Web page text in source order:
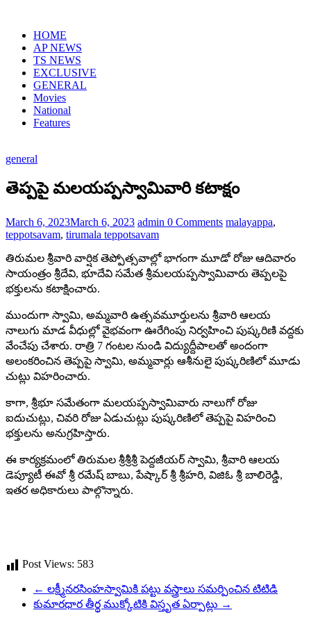
contentHOME
AP NEWS
TS NEWS
EXCLUSIVE
GENERAL
Movies
National
Features
general
తెప్ప‌పై మ‌ల‌య‌ప్ప‌స్వామివారి క‌టాక్షం
March 6, 2023March 6, 2023 admin 0 Comments malayappa,
teppotsavam, tirumala teppotsavam
తిరుమల శ్రీవారి వార్షిక తెప్పోత్సవాల్లో భాగంగా మూడో రోజు ఆదివారం
సాయంత్రం శ్రీ‌దేవి, భూదేవి స‌మేత శ్రీ‌మ‌ల‌య‌ప్ప‌స్వామివారు తెప్పలపై
భక్తులను క‌టాక్షించారు.
ముందుగా స్వామి, అమ్మవారి ఉత్సవమూర్తులను శ్రీవారి ఆలయ
నాలుగు మాడ వీధుల్లో వైభవంగా ఊరేగింపు నిర్వ‌హించి పుష్కరిణి వద్దకు
వేంచేపు చేశారు. రాత్రి 7 గంటల నుండి విద్యుద్దీపాలతో అందంగా
అలంకరించిన తెప్పపై స్వామి, అమ్మ‌వార్లు ఆశీనులై పుష్కరిణిలో మూడు
చుట్లు విహరించారు.
కాగా, శ్రీభూ సమేతంగా మలయప్పస్వామివారు నాలుగో రోజు
ఐదుచుట్లు, చివ‌రి రోజు ఏడుచుట్లు పుష్క‌రిణిలో తెప్పపై విహరించి
భక్తులను అనుగ్రహిస్తారు.
ఈ కార్యక్రమంలో తిరుమల శ్రీశ్రీశ్రీ పెద్దజీయర్ స్వామి, శ్రీవారి ఆలయ
డెప్యూటీ ఈవో శ్రీ రమేష్ బాబు, పేష్కార్ శ్రీ శ్రీహరి, విజిఓ శ్రీ బాలిరెడ్డి,
ఇతర అధికారులు పాల్గొన్నారు.
Post Views: 583
← లక్ష్మీనరసింహస్వామికి పట్టు వస్త్రాలు సమర్పించిన టిటిడి
కుమారధార తీర్థ ముక్కోటికి విస్తృత ఏర్పాట్లు →